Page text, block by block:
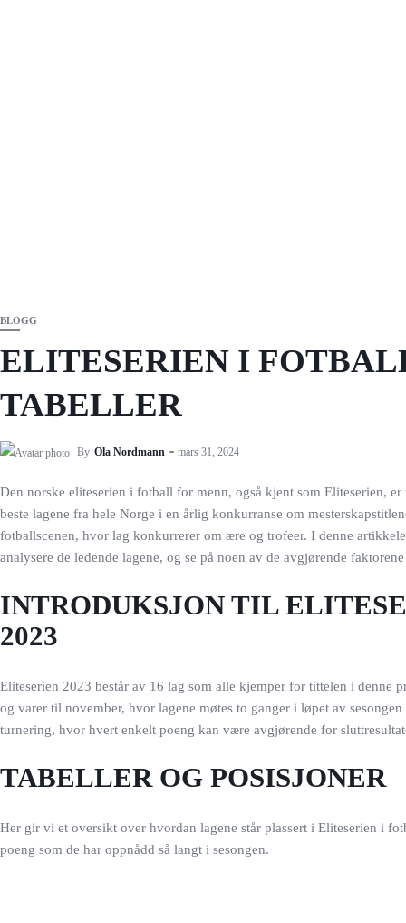
BLOGG
ELITESERIEN I
TABELLER
By Ola Nordmann mars 31, 2024
Den norske eliteserien i fotball for menn, også kjent som Eliteserien,
beste lagene fra hele Norge i en årlig konkurranse om
fotballscenen, hvor lag konkurrerer om ære og trofeer. I denne
analysere de ledende lagene, og se på noen av de avgjørende
INTRODUKSJON TIL
2023
Eliteserien 2023 består av 16 lag som alle kjemper for tittelen i denne
og varer til november, hvor lagene møtes to ganger i løpet av
turnering, hvor hvert enkelt poeng kan være avgjørende for
TABELLER OG POSISJONER
Her gir vi et oversikt over hvordan lagene står plassert i Eliteserien i
poeng som de har oppnådd så langt i sesongen.